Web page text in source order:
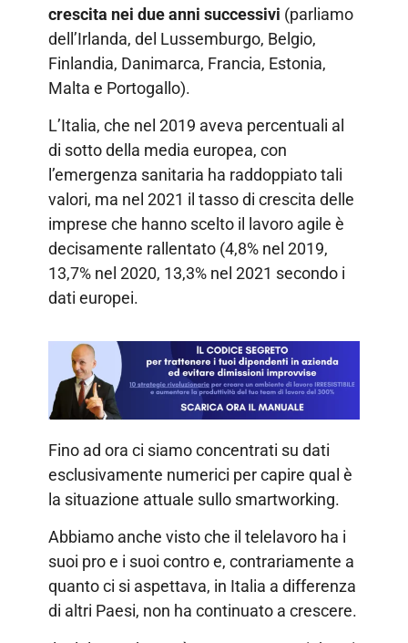
crescita nei due anni successivi (parliamo
dell’Irlanda, del Lussemburgo, Belgio,
Finlandia, Danimarca, Francia, Estonia,
Malta e Portogallo).
L’Italia, che nel 2019 aveva percentuali al
di sotto della media europea, con
l’emergenza sanitaria ha raddoppiato tali
valori, ma nel 2021 il tasso di crescita delle
imprese che hanno scelto il lavoro agile è
decisamente rallentato (4,8% nel 2019,
13,7% nel 2020, 13,3% nel 2021 secondo i
dati europei.
Fino ad ora ci siamo concentrati su dati
esclusivamente numerici per capire qual è
la situazione attuale sullo smartworking.
Abbiamo anche visto che il telelavoro ha i
suoi pro e i suoi contro e, contrariamente a
quanto ci si aspettava, in Italia a differenza
di altri Paesi, non ha continuato a crescere.